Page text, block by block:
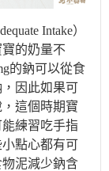
Intake）
的奶量不
的鈉可以從食
因此如果可
這個時期寶
練習吃手指
點心都有可
泥減少鈉含